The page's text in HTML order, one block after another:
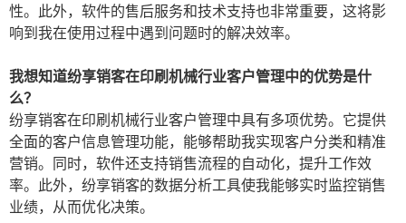
性。此外，软件的售后服务和技术支持也非常重要，这将影
响到我在使用过程中遇到问题时的解决效率。
我想知道纷享销客在印刷机械行业客户管理中的优势是什
么？
纷享销客在印刷机械行业客户管理中具有多项优势。它提供
全面的客户信息管理功能，能够帮助我实现客户分类和精准
营销。同时，软件还支持销售流程的自动化，提升工作效
率。此外，纷享销客的数据分析工具使我能够实时监控销售
业绩，从而优化决策。